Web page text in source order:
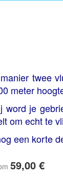
twee
meter
je
om echt te
een korte
59,00 €